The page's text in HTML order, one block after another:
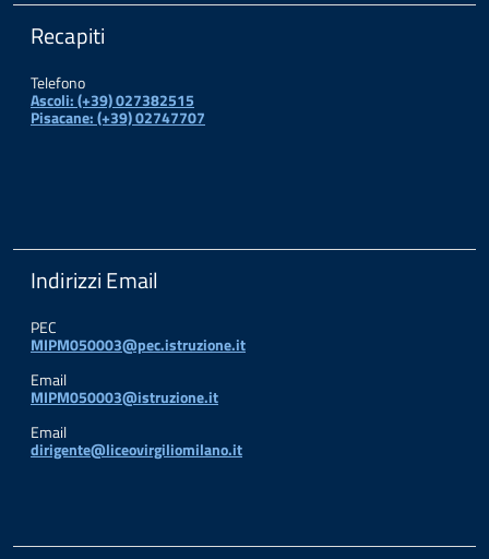
Recapiti
Telefono
Ascoli: (+39) 027382515
Pisacane: (+39) 02747707
Indirizzi Email
PEC
MIPM050003@pec.istruzione.it
Email
MIPM050003@istruzione.it
Email
dirigente@liceovirgiliomilano.it